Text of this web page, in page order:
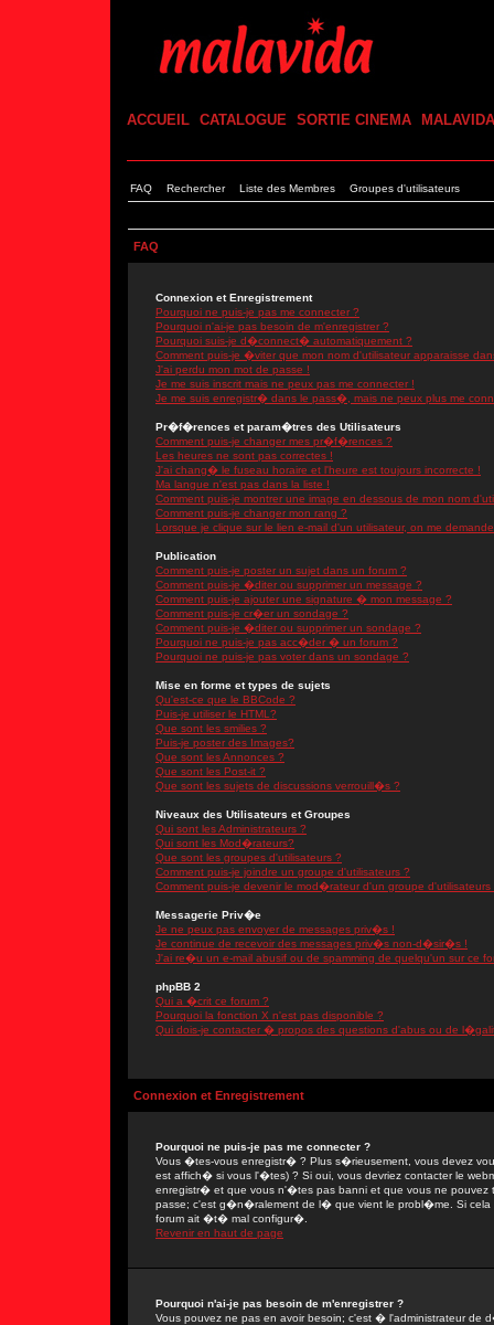
ACCUEIL CATALOGUE SORTIE CINEMA MALAVIDA
FAQ Rechercher Liste des Membres Groupes d'utilisateurs
FAQ
Connexion et Enregistrement
Pourquoi ne puis-je pas me connecter ?
Pourquoi n'ai-je pas besoin de m'enregistrer ?
Pourquoi suis-je d�connect� automatiquement ?
Comment puis-je �viter que mon nom d'utilisateur apparaisse
J'ai perdu mon mot de passe !
Je me suis inscrit mais ne peux pas me connecter !
Je me suis enregistr� dans le pass�, mais ne peux plus me
Pr�f�rences et param�tres des Utilisateurs
Comment puis-je changer mes pr�f�rences ?
Les heures ne sont pas correctes !
J'ai chang� le fuseau horaire et l'heure est toujours incorrecte !
Ma langue n'est pas dans la liste !
Comment puis-je montrer une image en dessous de mon nom
Comment puis-je changer mon rang ?
Lorsque je clique sur le lien e-mail d'un utilisateur, on me
Publication
Comment puis-je poster un sujet dans un forum ?
Comment puis-je �diter ou supprimer un message ?
Comment puis-je ajouter une signature � mon message ?
Comment puis-je cr�er un sondage ?
Comment puis-je �diter ou supprimer un sondage ?
Pourquoi ne puis-je pas acc�der � un forum ?
Pourquoi ne puis-je pas voter dans un sondage ?
Mise en forme et types de sujets
Qu'est-ce que le BBCode ?
Puis-je utiliser le HTML?
Que sont les smilies ?
Puis-je poster des Images?
Que sont les Annonces ?
Que sont les Post-it ?
Que sont les sujets de discussions verrouill�s ?
Niveaux des Utilisateurs et Groupes
Qui sont les Administrateurs ?
Qui sont les Mod�rateurs?
Que sont les groupes d'utilisateurs ?
Comment puis-je joindre un groupe d'utilisateurs ?
Comment puis-je devenir le mod�rateur d'un groupe d'utilisateurs
Messagerie Priv�e
Je ne peux pas envoyer de messages priv�s !
Je continue de recevoir des messages priv�s non-d�sir�s !
J'ai re�u un e-mail abusif ou de spamming de quelqu'un sur ce
phpBB 2
Qui a �crit ce forum ?
Pourquoi la fonction X n'est pas disponible ?
Qui dois-je contacter � propos des questions d'abus ou de
Connexion et Enregistrement
Pourquoi ne puis-je pas me connecter ?
Vous �tes-vous enregistr� ? Plus s�rieusement, vous devez
est affich� si vous l'�tes) ? Si oui, vous devriez contacter le
enregistr� et que vous n'�tes pas banni et que vous ne pouvez
passe; c'est g�n�ralement de l� que vient le probl�me. Si cela
forum ait �t� mal configur�.
Revenir en haut de page
Pourquoi n'ai-je pas besoin de m'enregistrer ?
Vous pouvez ne pas en avoir besoin; c'est � l'administrateur de